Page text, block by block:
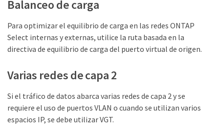
Balanceo de carga
Para optimizar el equilibrio de carga en las redes ONTAP
Select internas y externas, utilice la ruta basada en la
directiva de equilibrio de carga del puerto virtual de origen.
Varias redes de capa 2
Si el tráfico de datos abarca varias redes de capa 2 y se
requiere el uso de puertos VLAN o cuando se utilizan varios
espacios IP, se debe utilizar VGT.